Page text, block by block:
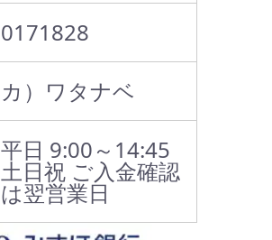
0171828
カ）ワタナベ
平日 9:00～14:45
土日祝 ご入金確認
は翌営業日